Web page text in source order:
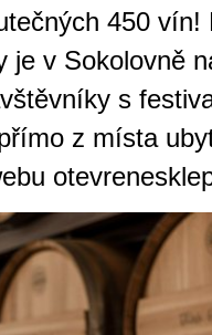
450 vín!
je v Sokolovně
s
z místa
hry. V
nabídku her
pro pravidelné